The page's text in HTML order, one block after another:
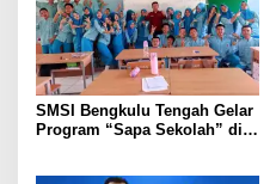
SMSI Bengkulu Tengah Gelar
Program “Sapa Sekolah” di